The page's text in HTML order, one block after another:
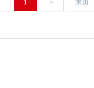
1 > 末页